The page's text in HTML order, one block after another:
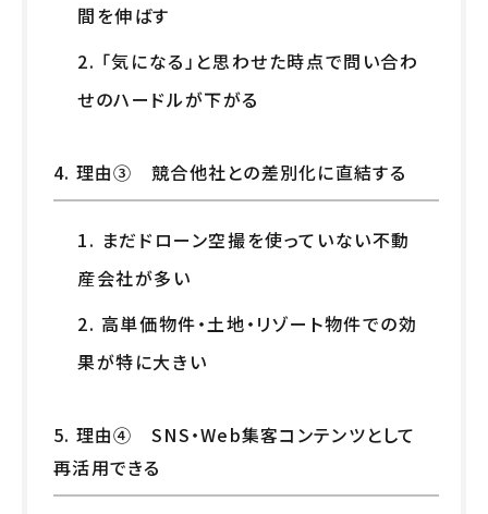
間を伸ばす
2. 「気になる」と思わせた時点で問い合わ
せのハードルが下がる
4. 理由③ 競合他社との差別化に直結する
1. まだドローン空撮を使っていない不動
産会社が多い
2. 高単価物件・土地・リゾート物件での効
果が特に大きい
5. 理由④ SNS・Web集客コンテンツとして
再活用できる